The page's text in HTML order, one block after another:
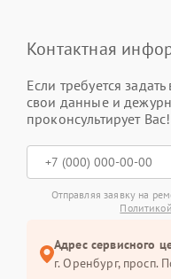
Контактная
Если требуется
свои данные и
проконсультирует Вас!
Отправляя заявку на
Адрес сервисного
г. Оренбург, просп.